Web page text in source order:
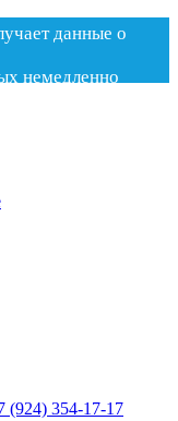
данные о
немедленно
(924) 354-17-17